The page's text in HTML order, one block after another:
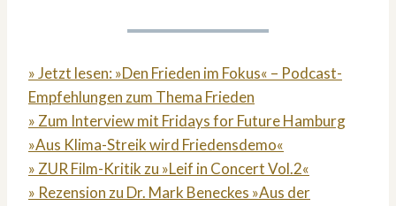
» Jetzt lesen: »Den Frieden im Fokus« – Podcast-
Empfehlungen zum Thema Frieden
» Zum Interview mit Fridays for Future Hamburg
»Aus Klima-Streik wird Friedensdemo«
» ZUR Film-Kritik zu »Leif in Concert Vol.2«
» Rezension zu Dr. Mark Beneckes »Aus der